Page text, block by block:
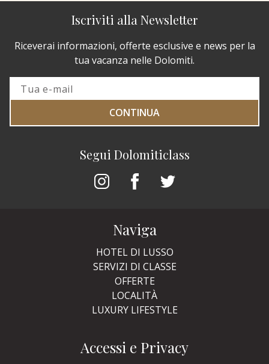
Segui Dolomiticlass
Iscriviti alla Newsletter
Riceverai informazioni, offerte esclusive e news per la
tua vacanza nelle Dolomiti.
CONTINUA
Naviga
HOTEL DI LUSSO
SERVIZI DI CLASSE
OFFERTE
LOCALITÀ
LUXURY LIFESTYLE
Accessi e Privacy